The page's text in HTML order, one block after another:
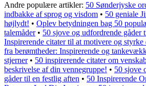
Andre populære artikler: 50 Sønderjyske
indbakke af sprog og visdom • 50 geniale
højlydt! • Oplev betydningen bag 50
talemåder• 50 sjove og udfordrende gåder
Inspirerende citater til at motivere og styrke
fra berømtheder: Inspirerende og
stjerner• 50 inspirerende citater om
beskrivelse af din vennegruppe! • 50 sjove
gåder til en festlig aften • 50 Inspirerende